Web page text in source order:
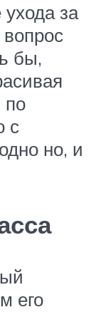
за
бы,
по
с
но, и
его